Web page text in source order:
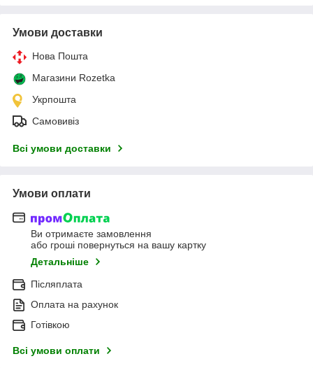
Умови доставки
Нова Пошта
Магазини Rozetka
Укрпошта
Самовивіз
Всі умови доставки
Умови оплати
Ви отримаєте замовлення
або гроші повернуться на вашу картку
Детальніше
Післяплата
Оплата на рахунок
Готівкою
Всі умови оплати